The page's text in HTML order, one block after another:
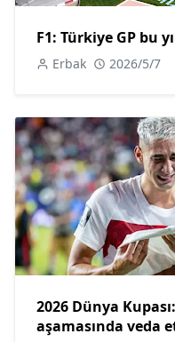
F1: Türkiye GP bu
Erbak 2026/5/7
2026 Dünya
aşamasında veda